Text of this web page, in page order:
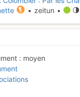
• zeitun •
moyen